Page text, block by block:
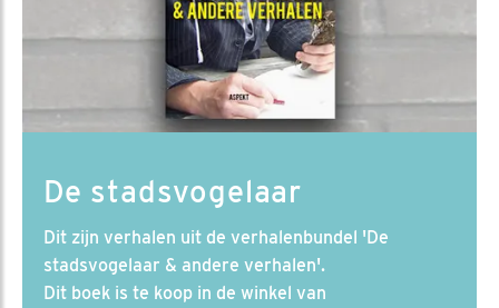
De stadsvogelaar
Dit zijn verhalen uit de verhalenbundel 'De
stadsvogelaar & andere verhalen'.
Dit boek is te koop in de winkel van